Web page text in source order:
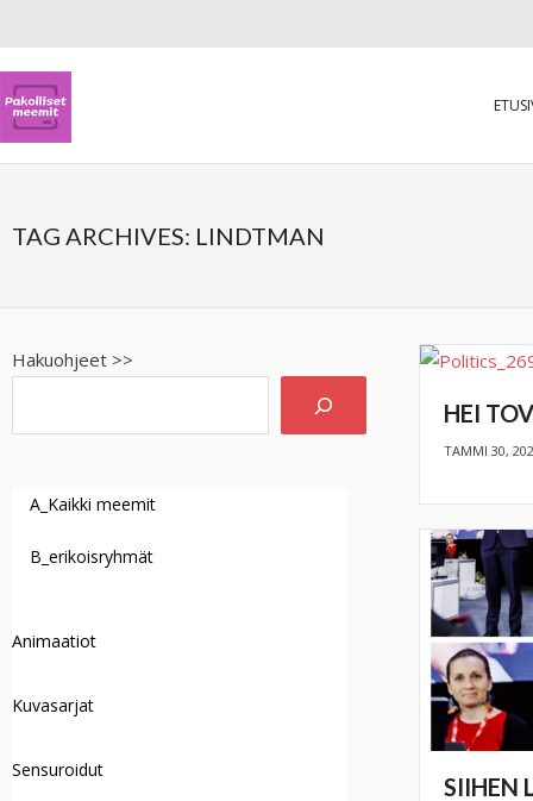
TAG ARCHIVES: LINDTMAN
HEI
TAMMI 30,
SIIHEN
Hakuohjeet >>
A_Kaikki meemit
B_erikoisryhmät
Animaatiot
Kuvasarjat
Sensuroidut